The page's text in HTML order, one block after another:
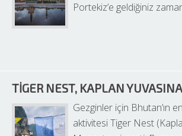
Portekiz’e geldiğiniz
TIGER NEST, KAPLAN
Gezginler için Bhutan’ın
aktivitesi Tiger Nest